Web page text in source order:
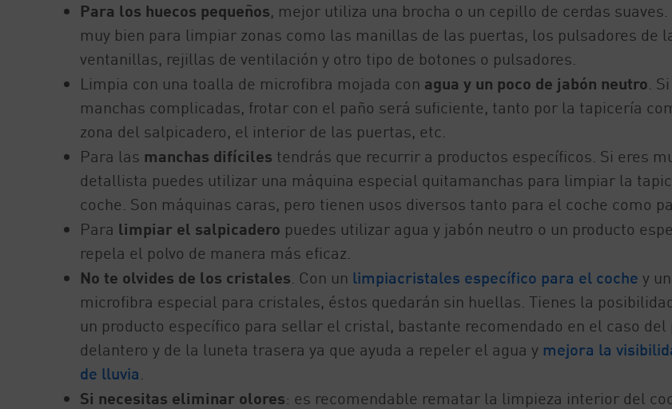
Para los huecos pequeños, mejor utiliza una brocha o un cepillo de cerdas suaves.
muy bien para limpiar zonas como las manillas de las puertas, los pulsadores de
ventanillas, rejillas de ventilación y otro tipo de botones o pulsadores.
Limpia con una toalla de microfibra mojada con agua y un poco de jabón neutro.
manchas complicadas, frotar con el paño será suficiente, tanto por la tapicería
zona del salpicadero, el interior de las puertas, etc.
Para las manchas difíciles tendrás que recurrir a productos específicos. Si eres
detallista puedes utilizar una máquina especial quitamanchas para limpiar la
coche. Son máquinas caras, pero tienen usos diversos tanto para el coche como
Para limpiar el salpicadero puedes utilizar agua y jabón neutro o un producto
repela el polvo de manera más eficaz.
No te olvides de los cristales. Con un limpiacristales específico para el coche y
microfibra especial para cristales, éstos quedarán sin huellas. Tienes la
un producto específico para sellar el cristal, bastante recomendado en el caso del
delantero y de la luneta trasera ya que ayuda a repeler el agua y mejora la
de lluvia.
Si necesitas eliminar olores: es recomendable rematar la limpieza interior del